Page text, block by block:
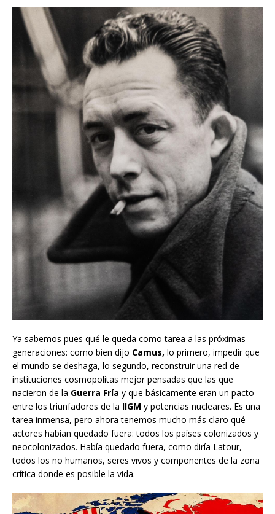
Ya sabemos pues qué le queda como tarea a las próximas
generaciones: como bien dijo Camus, lo primero, impedir que
el mundo se deshaga, lo segundo, reconstruir una red de
instituciones cosmopolitas mejor pensadas que las que
nacieron de la Guerra Fría y que básicamente eran un pacto
entre los triunfadores de la IIGM y potencias nucleares. Es una
tarea inmensa, pero ahora tenemos mucho más claro qué
actores habían quedado fuera: todos los países colonizados y
neocolonizados. Había quedado fuera, como diría Latour,
todos los no humanos, seres vivos y componentes de la zona
crítica donde es posible la vida.